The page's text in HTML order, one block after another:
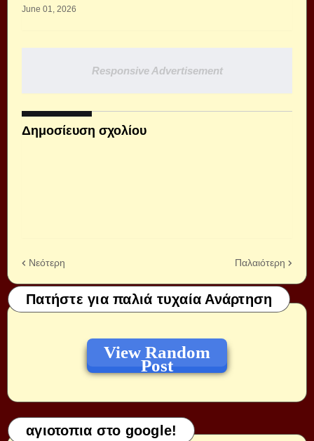
June 01, 2026
Responsive Advertisement
Δημοσίευση σχολίου
Νεότερη Παλαιότερη
Πατήστε για παλιά τυχαία Ανάρτηση
View Random
Post
αγιοτοπια στο google!